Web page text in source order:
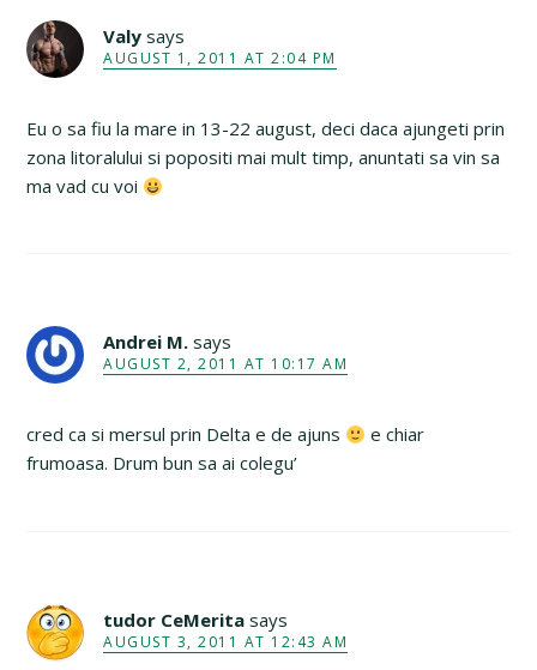
Valy says
AUGUST 1, 2011 AT 2:04 PM
Eu o sa fiu la mare in 13-22 august, deci daca ajungeti prin
zona litoralului si popositi mai mult timp, anuntati sa vin sa
ma vad cu voi
Andrei M. says
AUGUST 2, 2011 AT 10:17 AM
cred ca si mersul prin Delta e de ajuns
e chiar
frumoasa. Drum bun sa ai colegu’
tudor CeMerita says
AUGUST 3, 2011 AT 12:43 AM